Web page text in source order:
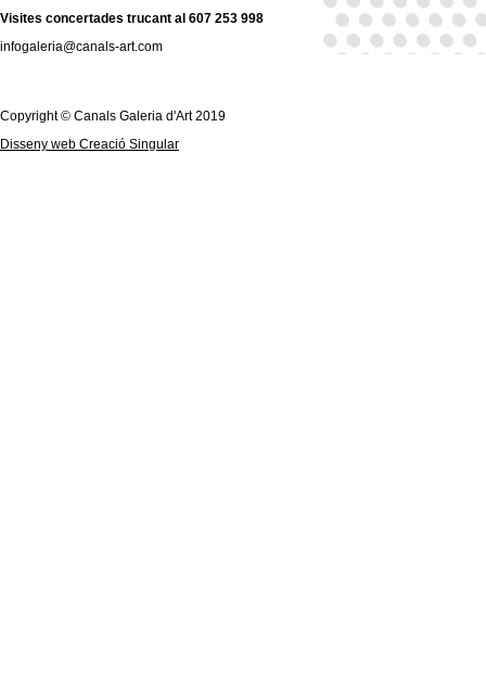
Visites concertades trucant al 607 253 998
infogaleria@canals-art.com
Copyright © Canals Galeria d'Art 2019
Disseny web Creació Singular